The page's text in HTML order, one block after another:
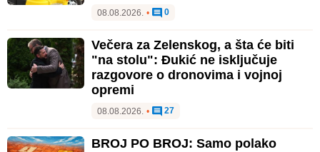
08.08.2026. • 0
Večera za Zelenskog, a šta će biti
"na stolu": Đukić ne isključuje
razgovore o dronovima i vojnoj
opremi
08.08.2026. • 27
BROJ PO BROJ: Samo polako